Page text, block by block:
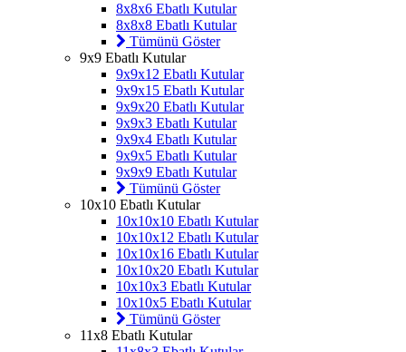
8x8x6 Ebatlı Kutular
8x8x8 Ebatlı Kutular
Tümünü Göster
9x9 Ebatlı Kutular
9x9x12 Ebatlı Kutular
9x9x15 Ebatlı Kutular
9x9x20 Ebatlı Kutular
9x9x3 Ebatlı Kutular
9x9x4 Ebatlı Kutular
9x9x5 Ebatlı Kutular
9x9x9 Ebatlı Kutular
Tümünü Göster
10x10 Ebatlı Kutular
10x10x10 Ebatlı Kutular
10x10x12 Ebatlı Kutular
10x10x16 Ebatlı Kutular
10x10x20 Ebatlı Kutular
10x10x3 Ebatlı Kutular
10x10x5 Ebatlı Kutular
Tümünü Göster
11x8 Ebatlı Kutular